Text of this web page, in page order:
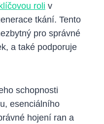
roli v
tkání. Tento
pro správné
a také podporuje
schopnosti
esenciálního
hojení ran a